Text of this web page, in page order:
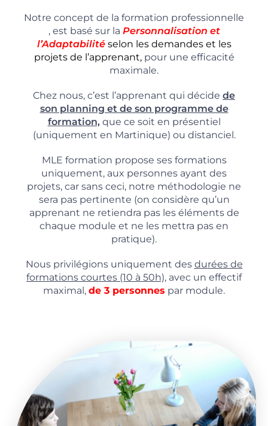
Notre concept de la formation professionnelle
, est basé sur la Personnalisation et
l’Adaptabilité selon les demandes et les
projets de l’apprenant,pour une efficacité
maximale.
Chez nous, c’est l’apprenant qui décide de
son planning et de son programme de
formation,que ce soit en présentiel
(uniquement en Martinique) ou distanciel.
MLE formation propose ses formations
uniquement, aux personnes ayant des
projets, car sans ceci, notre méthodologie ne
sera pas pertinente (on considère qu’un
apprenant ne retiendra pas les éléments de
chaque module et ne les mettra pas en
pratique).
Nous privilégions uniquement des durées de
formations courtes (10 à 50h), avec un effectif
maximal, de 3 personnes par module.